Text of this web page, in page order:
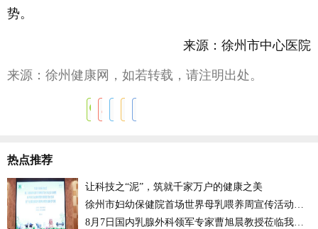
势。
来源：徐州市中心医院
来源：徐州健康网，如若转载，请注明出处。
热点推荐
让科技之“泥”，筑就千家万户的健康之美